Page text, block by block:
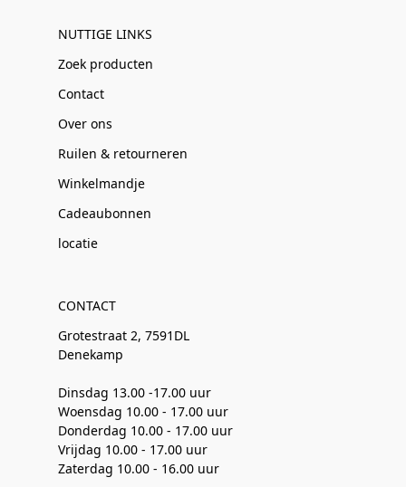
NUTTIGE LINKS
Zoek producten
Contact
Over ons
Ruilen & retourneren
Winkelmandje
Cadeaubonnen
locatie
CONTACT
Grotestraat 2, 7591DL
Denekamp
Dinsdag 13.00 -17.00 uur
Woensdag 10.00 - 17.00 uur
Donderdag 10.00 - 17.00 uur
Vrijdag 10.00 - 17.00 uur
Zaterdag 10.00 - 16.00 uur